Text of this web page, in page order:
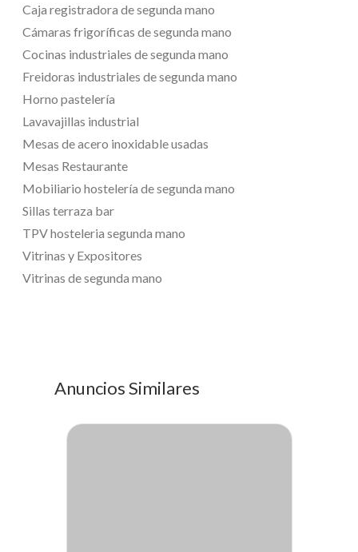
Caja registradora de segunda mano
Cámaras frigoríficas de segunda mano
Cocinas industriales de segunda mano
Freidoras industriales de segunda mano
Horno pastelería
Lavavajillas industrial
Mesas de acero inoxidable usadas
Mesas Restaurante
Mobiliario hostelería de segunda mano
Sillas terraza bar
TPV hosteleria segunda mano
Vitrinas y Expositores
Vitrinas de segunda mano
Anuncios Similares